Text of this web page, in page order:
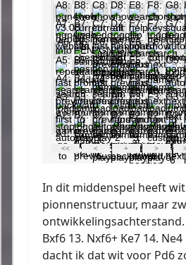
In dit middenspel heeft
pionnenstructuur, maar
ontwikkelingsachterstand.
Bxf6 13. Nxf6+ Ke7 14.
dacht ik dat wit voor Pd6